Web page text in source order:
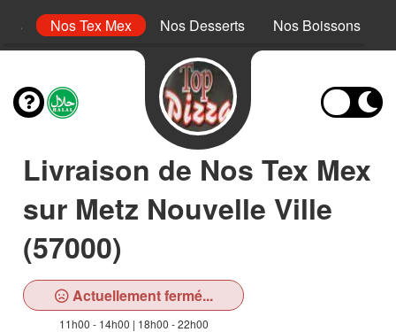
Nos Tex Mex Nos Desserts Nos Boissons
Livraison de Nos Tex Mex
sur Metz Nouvelle Ville
(57000)
Actuellement fermé...
11h00 - 14h00 | 18h00 - 22h00